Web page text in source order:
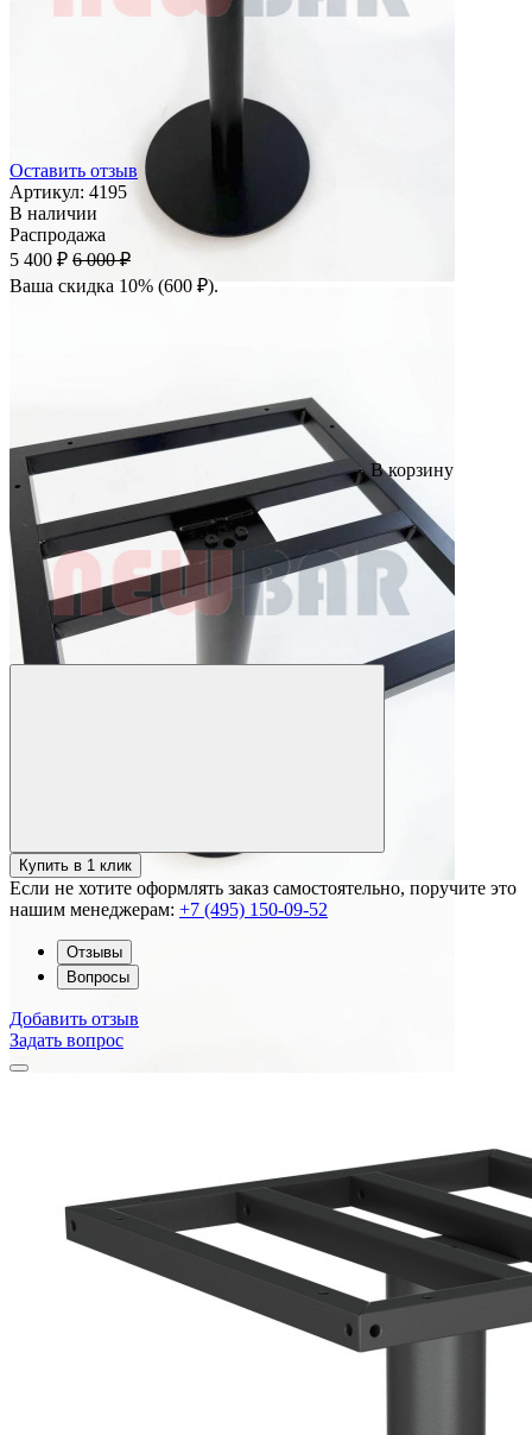
Оставить отзыв
Артикул: 4195
В наличии
Распродажа
5 400 ₽ 6 000 ₽
Ваша скидка 10% (600 ₽).
В корзину
Купить в 1 клик
Если не хотите оформлять заказ самостоятельно, поручите это
нашим менеджерам: +7 (495) 150-09-52
Отзывы
Вопросы
Добавить отзыв
Задать вопрос